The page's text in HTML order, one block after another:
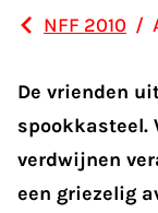
NFF 2010 /
De vrienden
spookkasteel.
verdwijnen
een griezelig